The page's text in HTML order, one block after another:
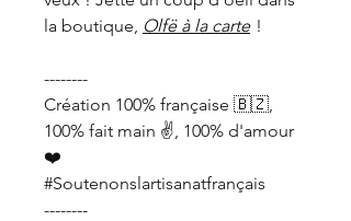
la boutique, Olfë à la carte !
--------
Création 100% française 🇧🇿,
100% fait main ✌️, 100% d'amour
❤️
#Soutenonslartisanatfrançais
--------